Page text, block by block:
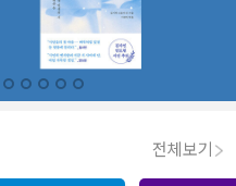
전체보기